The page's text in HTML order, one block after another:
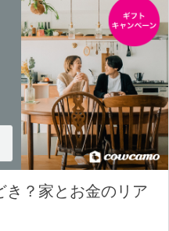
き？家とお金のリア